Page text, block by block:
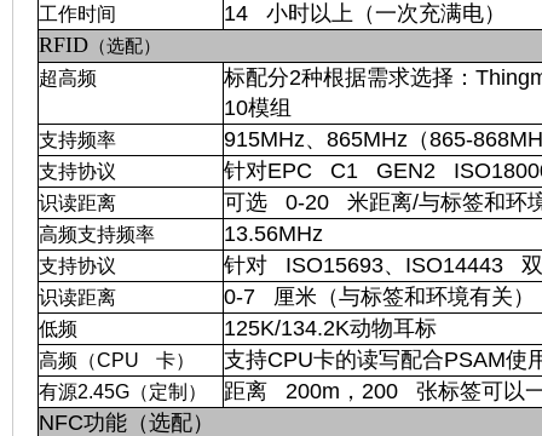
工作时间
14 小时以上（一次充满电）
RFID （选配）
超高频
标配分2种根据需求选择：
10模组
支持频率 915MHz、865MHz（865-
支持协议 针对EPC C1 GEN2
识读距离 可选 0-20 米距离/与标签和环
高频支持频率 13.56MHz
支持协议 针对 ISO15693、ISO14443
识读距离 0-7 厘米（与标签和环境有关）
低频 125K/134.2K动物耳标
高频（CPU 卡） 支持CPU卡的读写配合PSAM使
有源2.45G（定制）
距离 200m，200 张标签可以
NFC功能（选配）